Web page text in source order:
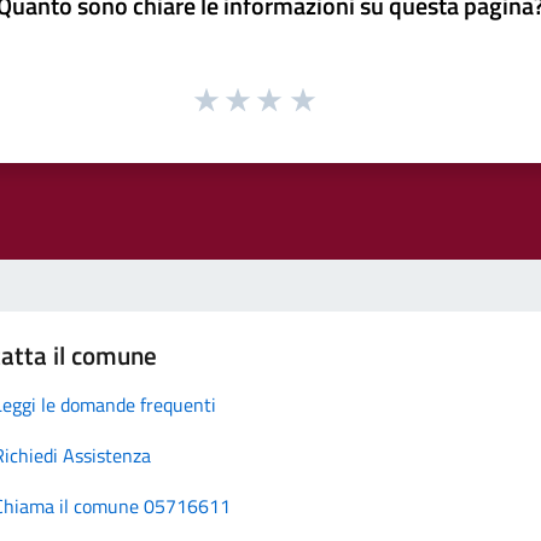
il comune
le domande frequenti
Assistenza
il comune 05716611